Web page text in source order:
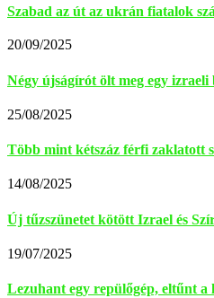
Szabad az út az ukrán fiatalok
20/09/2025
Négy újságírót ölt meg egy
25/08/2025
Több mint kétszáz férfi zaklatott
14/08/2025
Új tűzszünetet kötött Izrael és
19/07/2025
Lezuhant egy repülőgép, eltűnt a